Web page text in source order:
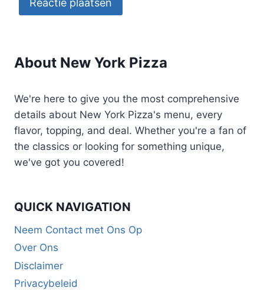
About New York Pizza
We're here to give you the most comprehensive
details about New York Pizza's menu, every
flavor, topping, and deal. Whether you're a fan of
the classics or looking for something unique,
we've got you covered!
QUICK NAVIGATION
Neem Contact met Ons Op
Over Ons
Disclaimer
Privacybeleid